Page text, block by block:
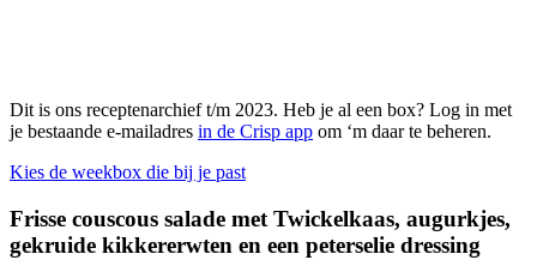
Dit is ons receptenarchief t/m 2023. Heb je al een box? Log in met
je bestaande e-mailadres in de Crisp app om ‘m daar te beheren.
Kies de weekbox die bij je past
Frisse couscous salade met Twickelkaas, augurkjes,
gekruide kikkererwten en een peterselie dressing